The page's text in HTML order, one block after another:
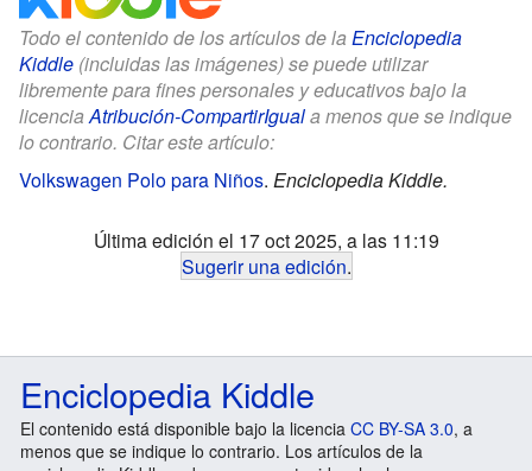
Todo el contenido de los artículos de la Enciclopedia
Kiddle (incluidas las imágenes) se puede utilizar
libremente para fines personales y educativos bajo la
licenciaAtribución-CompartirIguala menos que se indique
lo contrario. Citar este artículo:
Volkswagen Polo para Niños. Enciclopedia Kiddle.
Última edición el 17 oct 2025, a las 11:19
Sugerir una edición.
Enciclopedia Kiddle
El contenido está disponible bajo la licencia CC BY-SA 3.0, a
menos que se indique lo contrario. Los artículos de la